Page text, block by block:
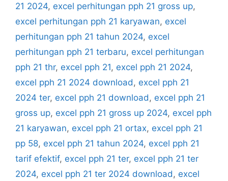
21 2024, excel perhitungan pph 21 gross up,
excel perhitungan pph 21 karyawan, excel
perhitungan pph 21 tahun 2024, excel
perhitungan pph 21 terbaru, excel perhitungan
pph 21 thr, excel pph 21, excel pph 21 2024,
excel pph 21 2024 download , excel pph 21
2024 ter, excel pph 21 download , excel pph 21
gross up, excel pph 21 gross up 2024, excel pph
21 karyawan, excel pph 21 ortax, excel pph 21
pp 58, excel pph 21 tahun 2024, excel pph 21
tarif efektif, excel pph 21 ter, excel pph 21 ter
2024, excel pph 21 ter 2024 download , excel